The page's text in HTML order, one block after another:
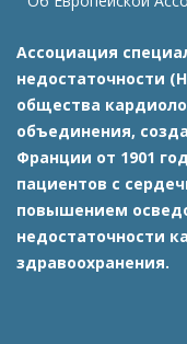
Ассоциация
недостаточности
общества
объединения,
Франции от 1901
пациентов с
повышением
недостаточности
здравоохранения.